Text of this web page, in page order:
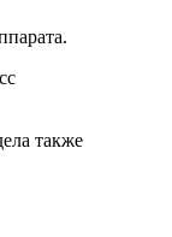
также